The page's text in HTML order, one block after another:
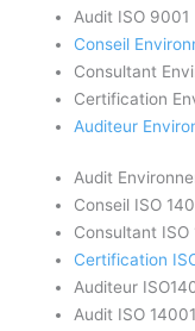
Audit ISO 9001
Conseil
Consultant
Certification
Auditeur
Audit
Conseil ISO
Consultant ISO
Certification
Auditeur
Audit ISO 14001